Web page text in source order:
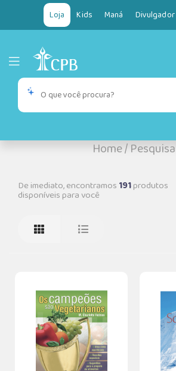
Loja Kids Maná Divulgador
Home/Pesquisa
De imediato, encontramos 191produtos
disponíveis para você